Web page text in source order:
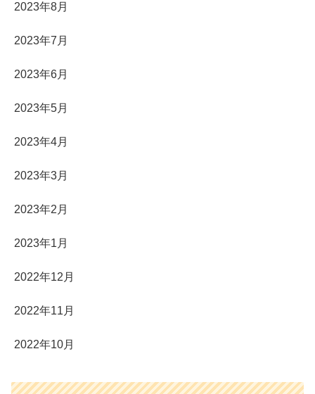
2023年8月
2023年7月
2023年6月
2023年5月
2023年4月
2023年3月
2023年2月
2023年1月
2022年12月
2022年11月
2022年10月